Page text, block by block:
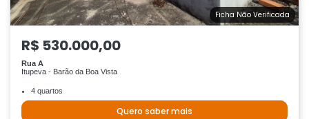
Ficha Não Verificada
R$ 530.000,00
Rua A
Itupeva - Barão da Boa Vista
4 quartos
Quero saber mais